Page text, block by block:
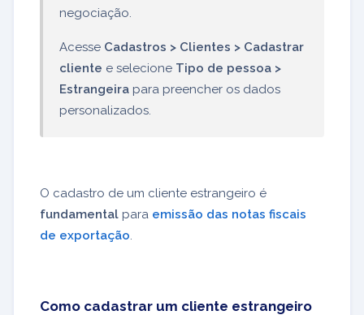
negociação.
Acesse Cadastros > Clientes > Cadastrar
cliente e selecione Tipo de pessoa >
Estrangeira para preencher os dados
personalizados.
O cadastro de um cliente estrangeiro é
fundamental para emissão das notas fiscais
de exportação
Como cadastrar um cliente estrangeiro